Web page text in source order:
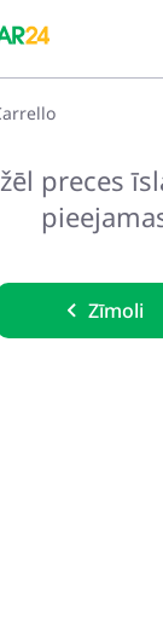
preces
Zīmoli